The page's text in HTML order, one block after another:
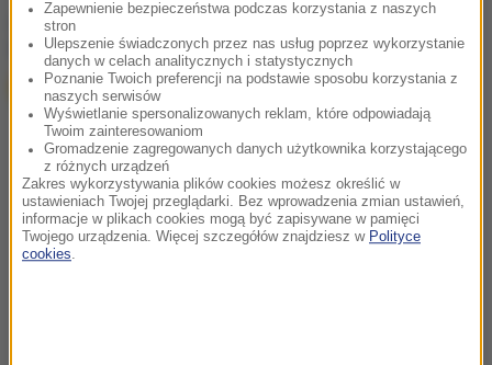
chcesz widzieć więcej artykułów od RMF24?
dodaj w
Google
Zapewnienie bezpieczeństwa podczas korzystania z naszych
stron
Ulepszenie świadczonych przez nas usług poprzez wykorzystanie
danych w celach analitycznych i statystycznych
Poznanie Twoich preferencji na podstawie sposobu korzystania z
naszych serwisów
Wyświetlanie spersonalizowanych reklam, które odpowiadają
Twoim zainteresowaniom
Gromadzenie zagregowanych danych użytkownika korzystającego
z różnych urządzeń
Zakres wykorzystywania plików cookies możesz określić w
ustawieniach Twojej przeglądarki. Bez wprowadzenia zmian ustawień,
informacje w plikach cookies mogą być zapisywane w pamięci
Twojego urządzenia. Więcej szczegółów znajdziesz w Polityce
cookies.